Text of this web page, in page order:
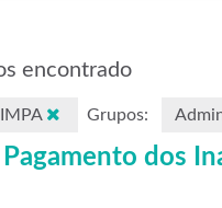
encontrado
Grupos:
Pagamento dos